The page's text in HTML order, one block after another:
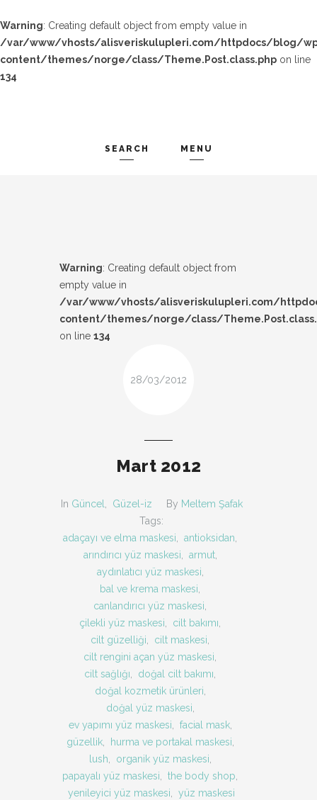
Warning: Creating default object from empty value in
/var/www/vhosts/alisveriskulupleri.com/httpdocs/blog/
content/themes/norge/class/Theme.Post.class.php on line
134
SEARCH MENU
Warning: Creating default object from
empty value in
/var/www/vhosts/alisveriskulupleri.com/
content/themes/norge/class/
on line 134
28/03/2012
Mart 2012
In Güncel Güzel-iz By Meltem Şafak
Tags:
adaçayı ve elma maskesi
antioksidan
arındırıcı yüz maskesi
armut,
aydınlatıcı yüz maskesi
bal ve krema maskesi
canlandırıcı yüz maskesi
çilekli yüz maskesi
cilt bakımı
cilt güzelliği
cilt maskesi
cilt rengini açan yüz maskesi
cilt sağlığı
doğal cilt bakımı
doğal kozmetik ürünleri
doğal yüz maskesi
ev yapımı yüz maskesi
facial mask,
güzellik, hurma ve portakal maskesi
lush
organik yüz maskesi
papayalı yüz maskesi
the body shop
yenileyici yüz maskesi
yüz maskesi